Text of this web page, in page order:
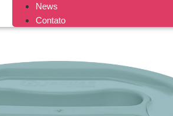
News
Contato